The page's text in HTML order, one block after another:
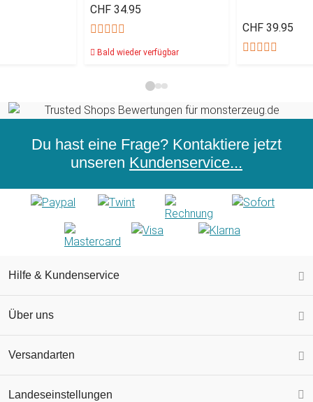
CHF 34.95
Bald wieder verfügbar
CHF 39.95
Du hast eine Frage? Kontaktiere jetzt
unseren Kundenservice...
Hilfe & Kundenservice
Über uns
Versandarten
Landeseinstellungen